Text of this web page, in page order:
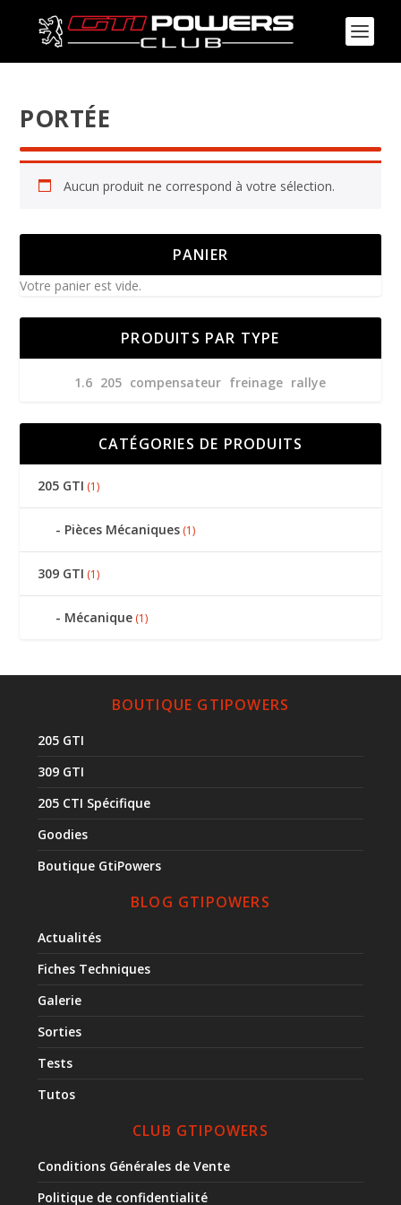
PORTÉE
Aucun produit ne correspond à votre sélection.
PANIER
Votre panier est vide.
PRODUITS PAR TYPE
1.6 205 compensateur freinage rallye
CATÉGORIES DE PRODUITS
205 GTI (1)
Pièces Mécaniques (1)
309 GTI (1)
Mécanique (1)
BOUTIQUE GTIPOWERS
205 GTI
309 GTI
205 CTI Spécifique
Goodies
Boutique GtiPowers
BLOG GTIPOWERS
Actualités
Fiches Techniques
Galerie
Sorties
Tests
Tutos
CLUB GTIPOWERS
Conditions Générales de Vente
Politique de confidentialité